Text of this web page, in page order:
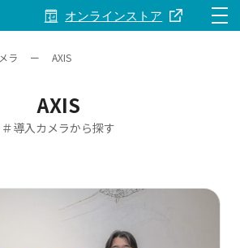
オンラインストア
ラ ー AXIS
AXIS
＃導入カメラから探す